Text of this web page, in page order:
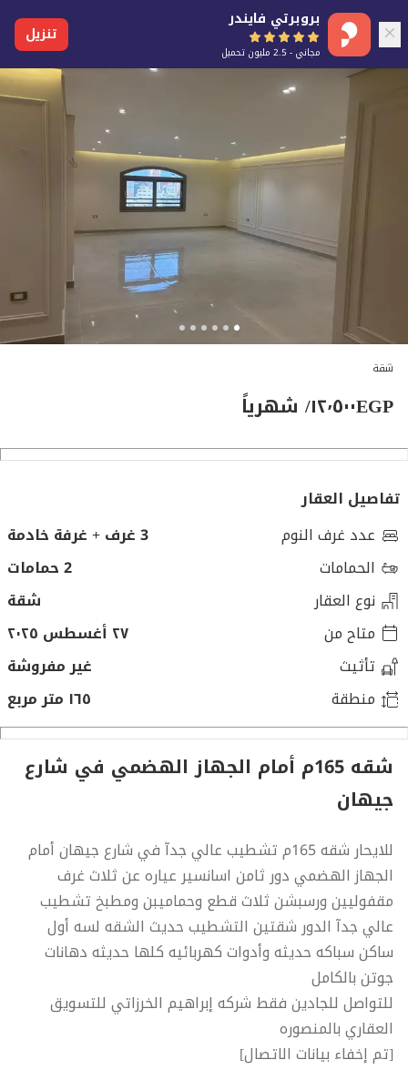
بروبرتي فايندر
مجاني - 2.5 مليون تحميل
تنزيل
شقة
EGP١٢٬٥٠٠/ شهرياً
تفاصيل العقار
عدد غرف النوم
3 غرف + غرفة خادمة
الحمامات
2 حمامات
نوع العقار
شقة
متاح من
٢٧ أغسطس ٢٠٢٥
تأثيث
غير مفروشة
منطقة
١٦٥ متر مربع
شقه 165م أمام الجهاز الهضمي في شارع
جيهان
للايحار شقه 165م تشطيب عالي جدآ في شارع جيهان أمام
الجهاز الهضمي دور ثامن اسانسير عياره عن ثلاث غرف
مقفوليين ورسبشن ثلاث قطع وحماميبن ومطبخ تشطيب
عالي جدآ الدور شقتين التشطيب حديث الشقه لسه أول
ساكن سباكه حديثه وأدوات كهربائيه كلها حديثه دهانات
جوتن بالكامل
للتواصل للجادين فقط شركه إبراهيم الخرزاتي للتسويق
العقاري بالمنصوره
[تم إخفاء بيانات الاتصال]